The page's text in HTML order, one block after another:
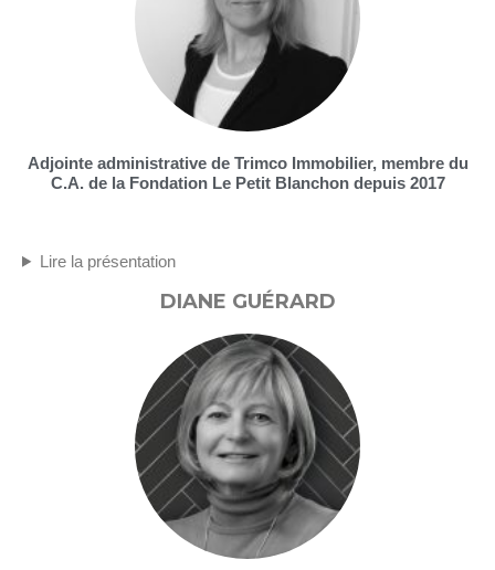
Adjointe administrative de Trimco Immobilier, membre du
C.A. de la Fondation Le Petit Blanchon depuis 2017
Lire la présentation
DIANE GUÉRARD